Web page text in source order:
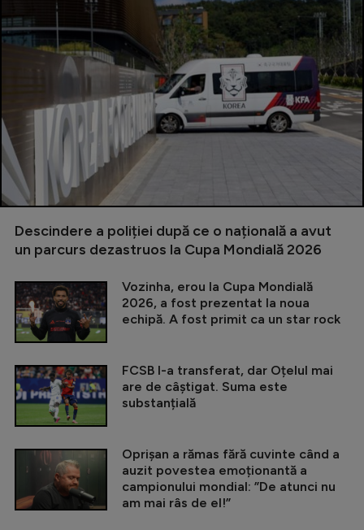
Descindere a poliției după ce o națională a avut
un parcurs dezastruos la Cupa Mondială 2026
Vozinha, erou la Cupa Mondială
2026, a fost prezentat la noua
echipă. A fost primit ca un star rock
FCSB l-a transferat, dar Oțelul mai
are de câștigat. Suma este
substanțială
Oprișan a rămas fără cuvinte când a
auzit povestea emoționantă a
campionului mondial: ”De atunci nu
am mai râs de el!”